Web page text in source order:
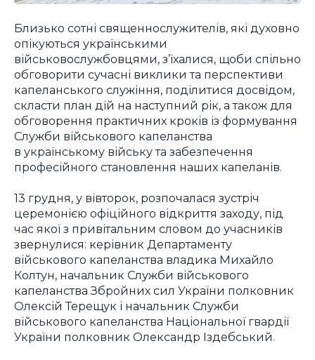
Близько сотні священнослужителів, які духовно
опікуються українськими
військовослужбовцями, з’їхалися, щоби спільно
обговорити сучасні виклики та перспективи
капеланського служіння, поділитися досвідом,
скласти план дій на наступний рік, а також для
обговорення практичних кроків із формування
Служби військового капеланства
в українському війську та забезпечення
професійного становлення наших капеланів.
13 грудня, у вівторок, розпочалася зустріч
церемонією офіційного відкриття заходу, під
час якої з привітальним словом до учасників
звернулися: керівник Департаменту
військового капеланства владика Михайло
Колтун, начальник Служби військового
капеланства Збройних сил України полковник
Олексій Терещук і начальник Служби
військового капеланства Національної гвардії
України полковник Олександр Іздебський.